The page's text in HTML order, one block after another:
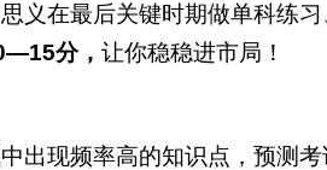
义在最后关键时期做单科练
分， 让你稳稳进市局！
出现频率高的知识点，预测考